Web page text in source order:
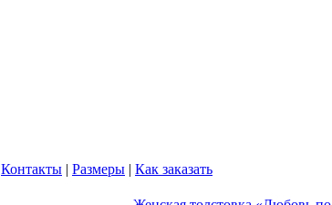
Контакты | Размеры | Как заказать